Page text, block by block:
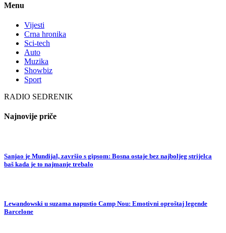
Menu
Vijesti
Crna hronika
Sci-tech
Auto
Muzika
Showbiz
Sport
RADIO SEDRENIK
Najnovije priče
Sanjao je Mundijal, završio s gipsom: Bosna ostaje bez najboljeg strijelca
baš kada je to najmanje trebalo
Lewandowski u suzama napustio Camp Nou: Emotivni oproštaj legende
Barcelone